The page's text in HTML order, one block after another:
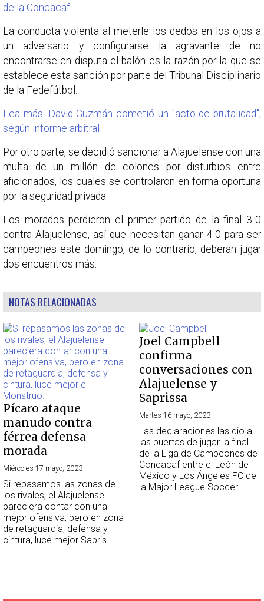
de la Concacaf
La conducta violenta al meterle los dedos en los ojos a
un adversario y configurarse la agravante de no
encontrarse en disputa el balón es la razón por la que se
establece esta sanción por parte del Tribunal Disciplinario
de la Fedefútbol.
Lea más: David Guzmán cometió un "acto de brutalidad",
según informe arbitral
Por otro parte, se decidió sancionar a Alajuelense con una
multa de un millón de colones por disturbios entre
aficionados, los cuales se controlaron en forma oportuna
por la seguridad privada.
Los morados perdieron el primer partido de la final 3-0
contra Alajuelense, así que necesitan ganar 4-0 para ser
campeones este domingo, de lo contrario, deberán jugar
dos encuentros más.
NOTAS RELACIONADAS
Pícaro ataque
manudo contra
férrea defensa
morada
Miércoles 17 mayo, 2023
Si repasamos las zonas de
los rivales, el Alajuelense
pareciera contar con una
mejor ofensiva, pero en zona
de retaguardia, defensa y
cintura, luce mejor Sapris
Joel Campbell
confirma
conversaciones con
Alajuelense y
Saprissa
Martes 16 mayo, 2023
Las declaraciones las dio a
las puertas de jugar la final
de la Liga de Campeones de
Concacaf entre el León de
México y Los Ángeles FC de
la Major League Soccer